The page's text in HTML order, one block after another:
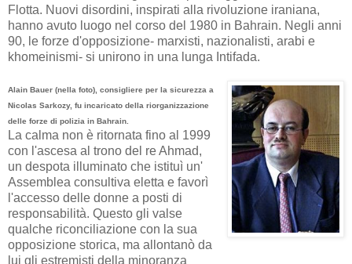
Flotta. Nuovi disordini, inspirati alla rivoluzione iraniana,
hanno avuto luogo nel corso del 1980 in Bahrain. Negli anni
90, le forze d'opposizione- marxisti, nazionalisti, arabi e
khomeinismi- si unirono in una lunga Intifada.
Alain Bauer (nella foto) consigliere per la sicurezza a
Nicolas Sarkozy, fu incaricato della riorganizzazione
delle forze di polizia in Bahrain
La calma non è ritornata fino al 1999
con l'ascesa al trono del re Ahmad,
un despota illuminato che istituì un'
Assemblea consultiva eletta e favorì
l'accesso delle donne a posti di
responsabilità. Questo gli valse
qualche riconciliazione con la sua
opposizione storica, ma allontanò da
lui gli estremisti della minoranza